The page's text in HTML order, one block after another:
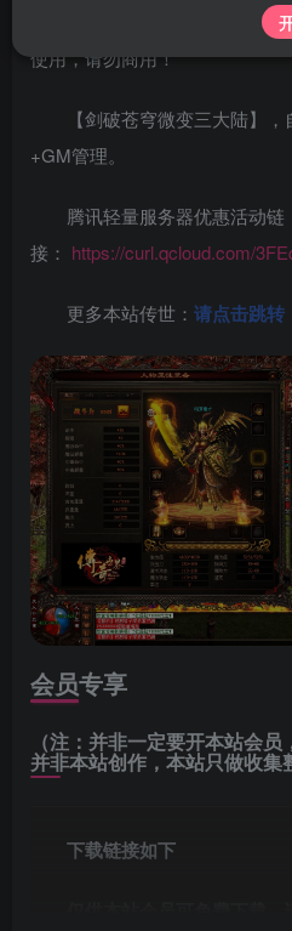
架设教程（外网请自行研究，
使用，请勿商用！
【剑破苍穹微变三大陆】
+GM管理。
腾讯轻量服务器优惠活动链
接： https://curl.qcloud.com/
更多本站传世： 请点击跳转
会员专享
（注：并非一定要开本站会
并非本站创作，本站只做收集
下载链接如下